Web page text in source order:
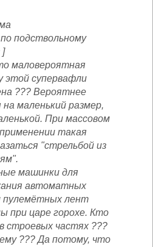
подствольному
]
маловероятная
этой супервафли
??? Вероятнее
маленький размер,
При массовом
такая
"стрельбой из
машинки для
автоматных
пулемётных лент
при царе горохе. Кто
строевых частях ???
??? Да потому, что